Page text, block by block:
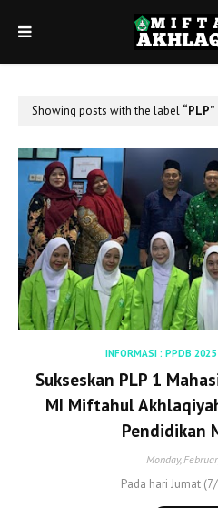
Showing posts with the label PLP
INFORMASI : PPDB
Sukseskan PLP 1
MI Miftahul
Pendidikan
Monday,
Pada hari Jumat